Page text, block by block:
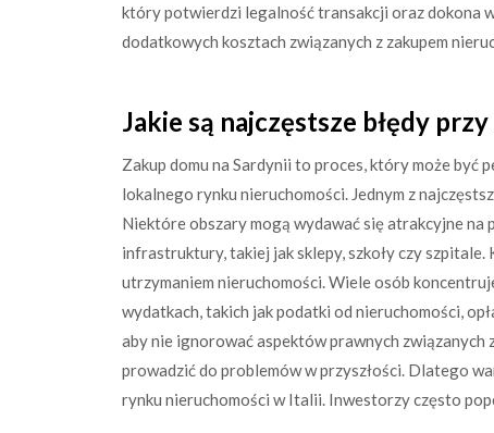
który potwierdzi legalność transakcji oraz dokona
dodatkowych kosztach związanych z zakupem
Jakie są najczęstsze błędy
Zakup domu na Sardynii to proces, który może być
lokalnego rynku nieruchomości. Jednym z
Niektóre obszary mogą wydawać się atrakcyjne na
infrastruktury, takiej jak sklepy, szkoły czy
utrzymaniem nieruchomości. Wiele osób
wydatkach, takich jak podatki od nieruchomości,
aby nie ignorować aspektów prawnych związanych
prowadzić do problemów w przyszłości. Dlatego
rynku nieruchomości w Italii. Inwestorzy często